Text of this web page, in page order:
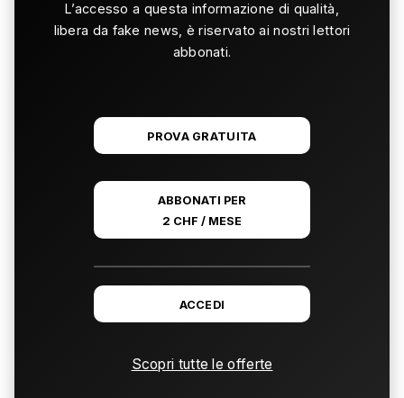
L’accesso a questa informazione di qualità,
libera da fake news, è riservato ai nostri lettori
abbonati.
PROVA GRATUITA
ABBONATI PER
2 CHF / MESE
ACCEDI
Scopri tutte le offerte